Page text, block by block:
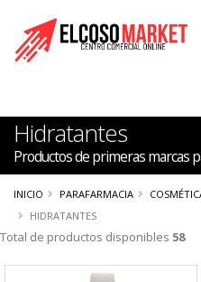
Hidratantes
Productos de primeras marcas
INICIO PARAFARMACIA
HIDRATANTES
Total de productos disponibles 58